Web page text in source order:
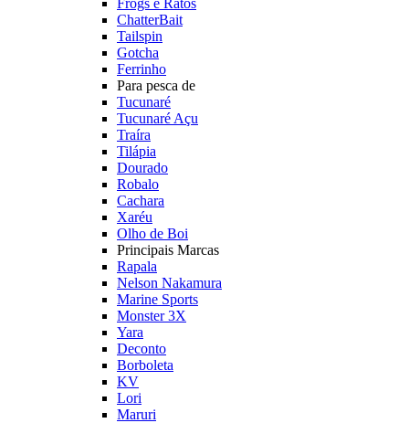
Frogs e Ratos
ChatterBait
Tailspin
Gotcha
Ferrinho
Para pesca de
Tucunaré
Tucunaré Açu
Traíra
Tilápia
Dourado
Robalo
Cachara
Xaréu
Olho de Boi
Principais Marcas
Rapala
Nelson Nakamura
Marine Sports
Monster 3X
Yara
Deconto
Borboleta
KV
Lori
Maruri